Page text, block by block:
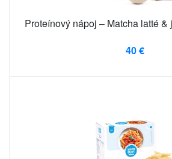
Proteínový nápoj – Matcha latté &
40 €